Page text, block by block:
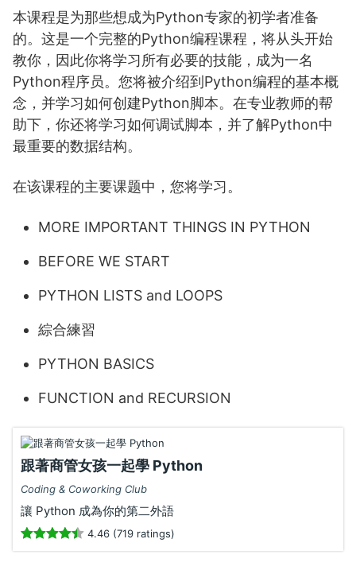
本课程是为那些想成为Python专家的初学者准备
的。这是一个完整的Python编程课程，将从头开始
教你，因此你将学习所有必要的技能，成为一名
Python程序员。您将被介绍到Python编程的基本概
念，并学习如何创建Python脚本。在专业教师的帮
助下，你还将学习如何调试脚本，并了解Python中
最重要的数据结构。
在该课程的主要课题中，您将学习。
MORE IMPORTANT THINGS IN PYTHON
BEFORE WE START
PYTHON LISTS and LOOPS
綜合練習
PYTHON BASICS
FUNCTION and RECURSION
跟著商管女孩一起學 Python
Coding & Coworking Club
讓 Python 成為你的第二外語
4.46 (719 ratings)